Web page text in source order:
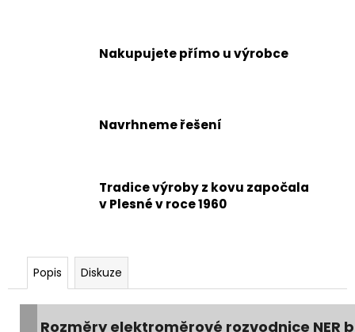
Nakupujete přímo u výrobce
Navrhneme řešení
Tradice výroby z kovu započala
v Plesné v roce 1960
Popis Diskuze
Rozměry elektroměrové rozvodnice NER